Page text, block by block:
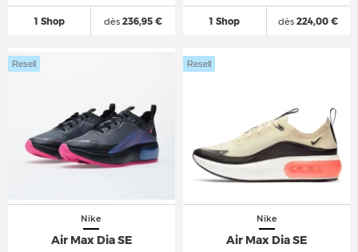
1 Shop dès236,95 € 1 Shop dès 224,00 €
Nike
Air Max Dia SE
Resell
Nike
Air Max Dia SE
Resell